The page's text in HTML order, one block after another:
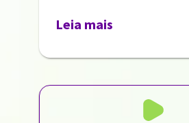
Leia mais